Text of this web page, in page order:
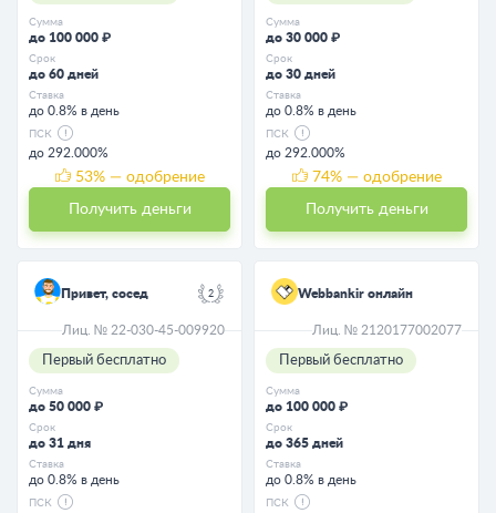
Сумма
до 100 000 ₽
Срок
до 60 дней
Ставка
до 0.8% в день
ПСК
до 292.000%
53% — одобрение
Получить деньги
Сумма
до 30 000 ₽
Срок
до 30 дней
Ставка
до 0.8% в день
ПСК
до 292.000%
74% — одобрение
Получить деньги
Привет, сосед 2
Лиц. № 22-030-45-009920
Первый бесплатно
Сумма
до 50 000 ₽
Срок
до 31 дня
Ставка
до 0.8% в день
ПСК
Webbankir онлайн
Лиц. № 2120177002077
Первый бесплатно
Сумма
до 100 000 ₽
Срок
до 365 дней
Ставка
до 0.8% в день
ПСК